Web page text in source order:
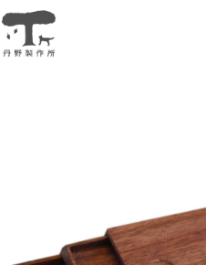
仕掛けのある文
CONTACT